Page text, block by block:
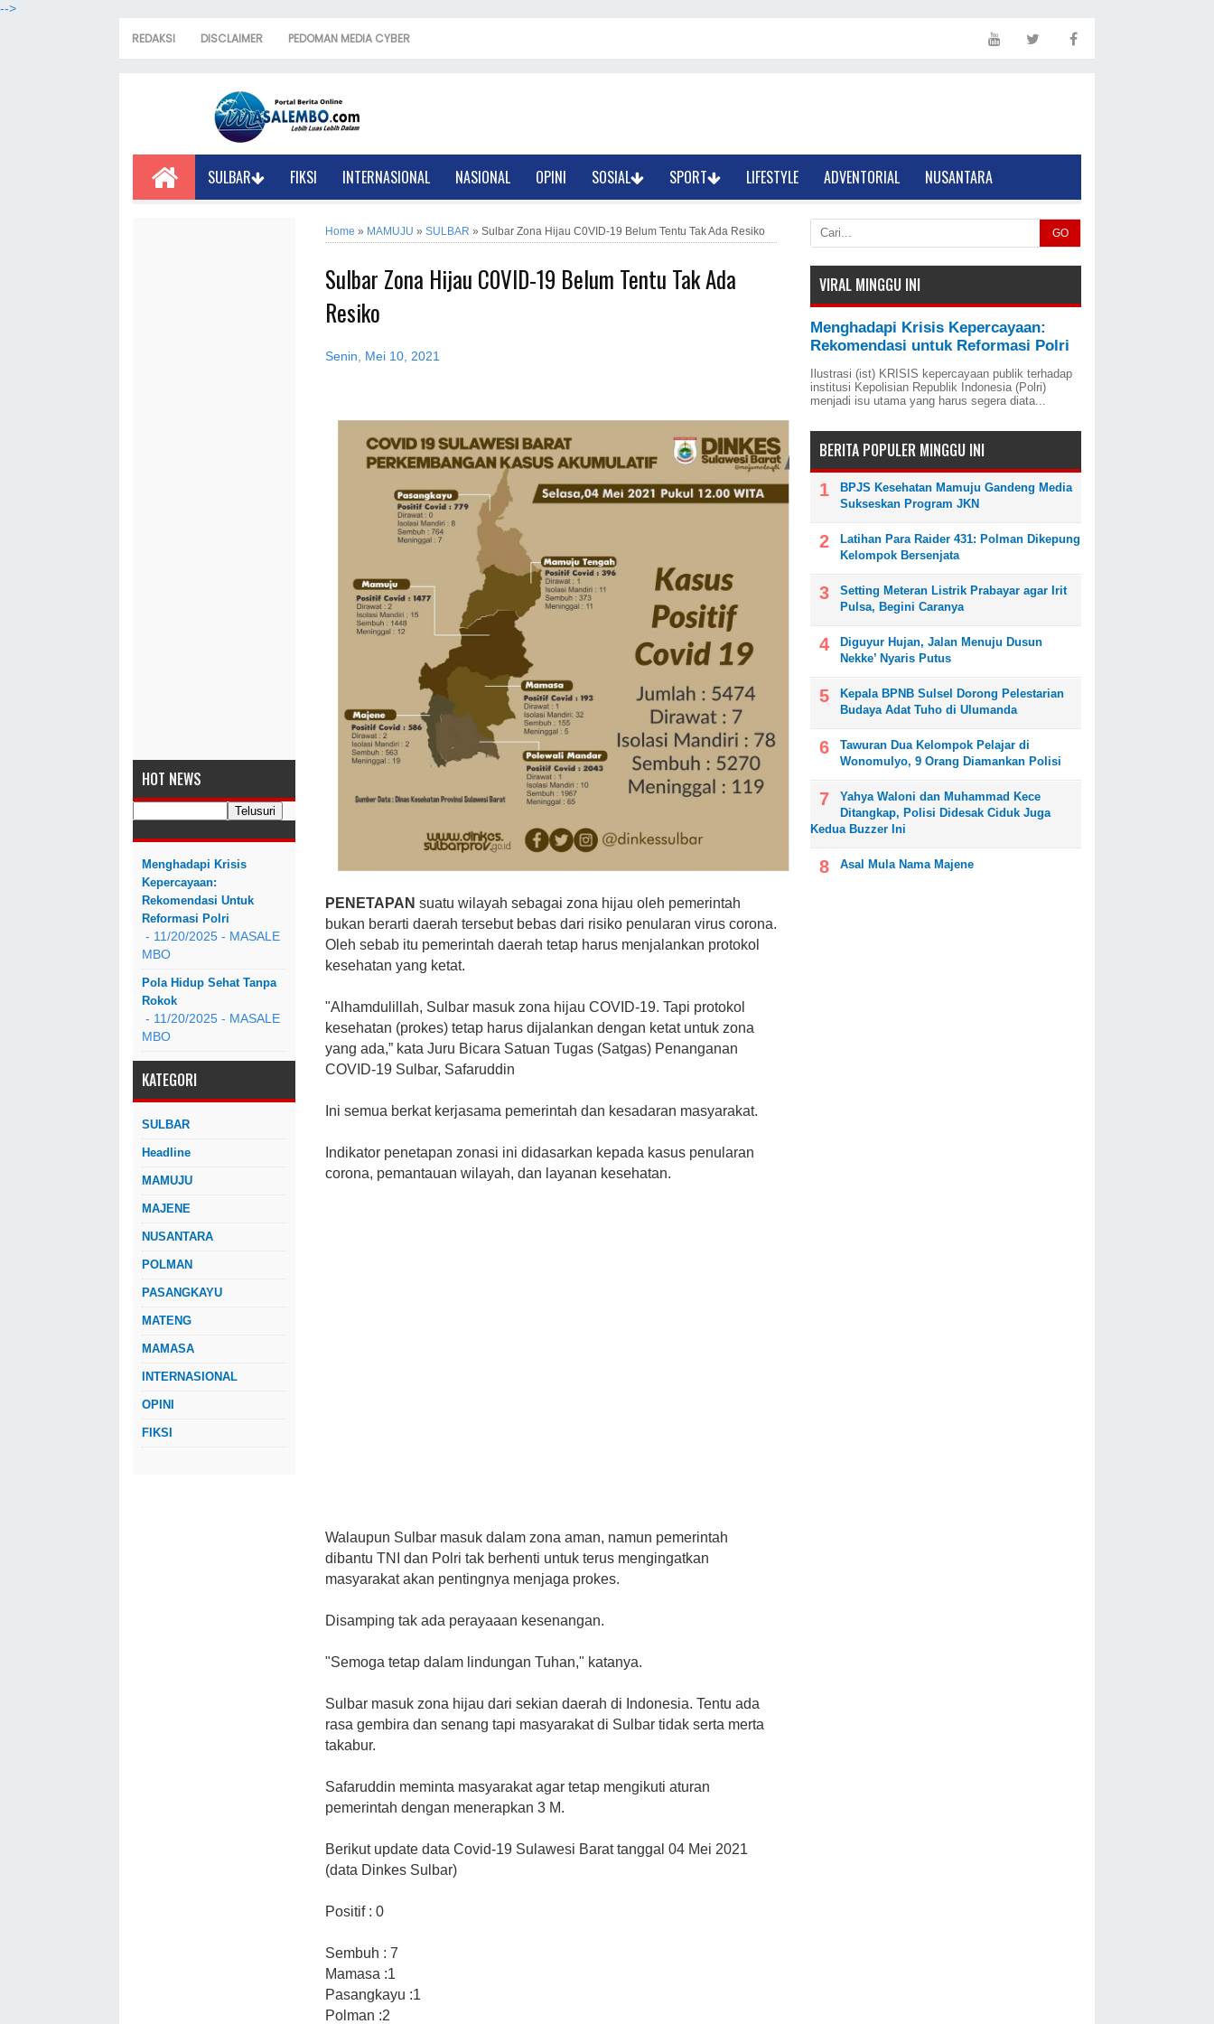
-->
REDAKSI DISCLAIMER PEDOMAN MEDIA CYBER
SULBAR FIKSI INTERNASIONAL NASIONAL OPINI SOSIAL SPORT LIFESTYLE ADVENTORIAL NUSANTARA
HOT NEWS
Menghadapi Krisis
Kepercayaan:
Rekomendasi Untuk
Reformasi Polri
- 11/20/2025 - MASALE
MBO
Pola Hidup Sehat Tanpa
Rokok
- 11/20/2025 - MASALE
MBO
KATEGORI
SULBAR
Headline
MAMUJU
MAJENE
NUSANTARA
POLMAN
PASANGKAYU
MATENG
MAMASA
INTERNASIONAL
OPINI
FIKSI
Home » MAMUJU » SULBAR » Sulbar Zona Hijau C0VID-19 Belum Tentu Tak Ada Resiko
Sulbar Zona Hijau C0VID-19 Belum Tentu Tak Ada
Resiko
Senin, Mei 10, 2021
PENETAPAN suatu wilayah sebagai zona hijau oleh pemerintah
bukan berarti daerah tersebut bebas dari risiko penularan virus corona.
Oleh sebab itu pemerintah daerah tetap harus menjalankan protokol
kesehatan yang ketat.
"Alhamdulillah, Sulbar masuk zona hijau COVID-19. Tapi protokol
kesehatan (prokes) tetap harus dijalankan dengan ketat untuk zona
yang ada,” kata Juru Bicara Satuan Tugas (Satgas) Penanganan
COVID-19 Sulbar, Safaruddin
Ini semua berkat kerjasama pemerintah dan kesadaran masyarakat.
Indikator penetapan zonasi ini didasarkan kepada kasus penularan
corona, pemantauan wilayah, dan layanan kesehatan.
Walaupun Sulbar masuk dalam zona aman, namun pemerintah
dibantu TNI dan Polri tak berhenti untuk terus mengingatkan
masyarakat akan pentingnya menjaga prokes.
Disamping tak ada perayaaan kesenangan.
"Semoga tetap dalam lindungan Tuhan," katanya.
Sulbar masuk zona hijau dari sekian daerah di Indonesia. Tentu ada
rasa gembira dan senang tapi masyarakat di Sulbar tidak serta merta
takabur.
Safaruddin meminta masyarakat agar tetap mengikuti aturan
pemerintah dengan menerapkan 3 M.
Berikut update data Covid-19 Sulawesi Barat tanggal 04 Mei 2021
(data Dinkes Sulbar)
Positif : 0
Sembuh : 7
Mamasa :1
Pasangkayu :1
Polman :2
GO
VIRAL MINGGU INI
Menghadapi Krisis Kepercayaan:
Rekomendasi untuk Reformasi Polri
Ilustrasi (ist) KRISIS kepercayaan publik terhadap
institusi Kepolisian Republik Indonesia (Polri)
menjadi isu utama yang harus segera diata...
BERITA POPULER MINGGU INI
BPJS Kesehatan Mamuju Gandeng Media
Sukseskan Program JKN
Latihan Para Raider 431: Polman Dikepung
Kelompok Bersenjata
Setting Meteran Listrik Prabayar agar Irit
Pulsa, Begini Caranya
Diguyur Hujan, Jalan Menuju Dusun
Nekke’ Nyaris Putus
Kepala BPNB Sulsel Dorong Pelestarian
Budaya Adat Tuho di Ulumanda
Tawuran Dua Kelompok Pelajar di
Wonomulyo, 9 Orang Diamankan Polisi
Yahya Waloni dan Muhammad Kece
Ditangkap, Polisi Didesak Ciduk Juga
Kedua Buzzer Ini
Asal Mula Nama Majene